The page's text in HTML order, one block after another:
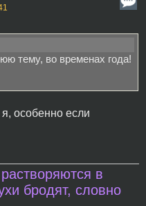
тему, во временах года!
особенно если
в
бродят, словно